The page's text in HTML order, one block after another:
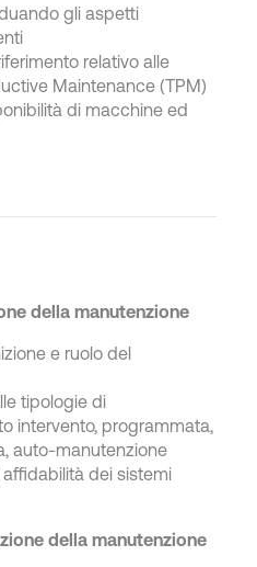
gli aspetti
relativo alle
Maintenance (TPM)
di macchine ed
della manutenzione
e ruolo del
tipologie di
intervento, programmata,
auto-manutenzione
dei sistemi
della manutenzione